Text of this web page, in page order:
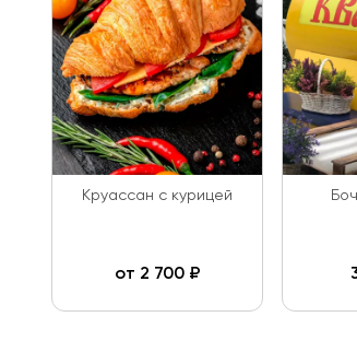
Круассан с курицей
от 2 700₽